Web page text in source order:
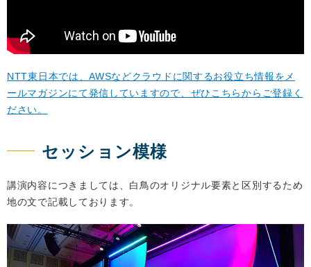
NTT東日本では、AWSなどクラウドに関するお役立ち情報をメ
ールマガジンにて発信していますので、ぜひこちらからご登録く
ださい。
セッション模様
講演内容につきましては、白鳥のオリジナル要素と区別するため
地の文で記載しております。